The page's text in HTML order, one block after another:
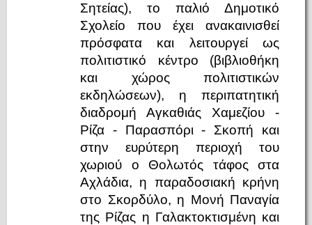
Σητείας), το παλιό Δημοτικό
Σχολείο που έχει ανακαινισθεί
πρόσφατα και λειτουργεί ως
πολιτιστικό κέντρο (βιβλιοθήκη
και χώρος πολιτιστικών
εκδηλώσεων), η περιπατητική
διαδρομή Αγκαθιάς Χαμεζίου -
Ρίζα - Παρασπόρι - Σκοπή και
στην ευρύτερη περιοχή του
χωριού ο Θολωτός τάφος στα
Αχλάδια, η παραδοσιακή κρήνη
στο Σκορδύλο, η Μονή Παναγία
της Ρίζας η Γαλακτοκτισμένη και